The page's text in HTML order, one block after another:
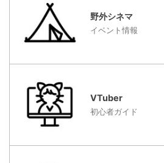
野外シネマ
イベント情報
VTuber
初心者ガイド